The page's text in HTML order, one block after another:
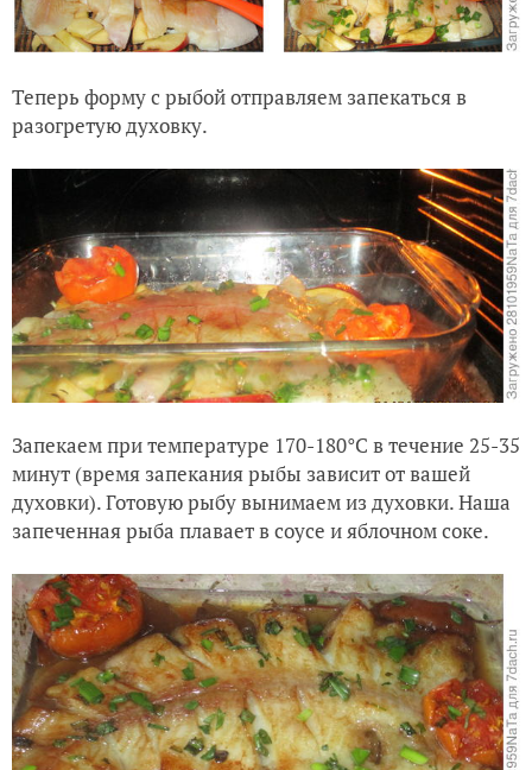
Теперь форму с рыбой отправляем запекаться в
разогретую духовку.
Запекаем при температуре 170-180°C в течение 25-35
минут (время запекания рыбы зависит от вашей
духовки). Готовую рыбу вынимаем из духовки. Наша
запеченная рыба плавает в соусе и яблочном соке.